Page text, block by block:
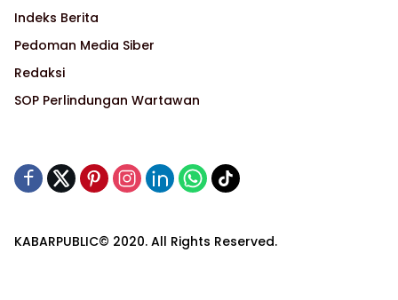
Indeks Berita
Pedoman Media Siber
Redaksi
SOP Perlindungan Wartawan
KABARPUBLIC© 2020. All Rights Reserved.